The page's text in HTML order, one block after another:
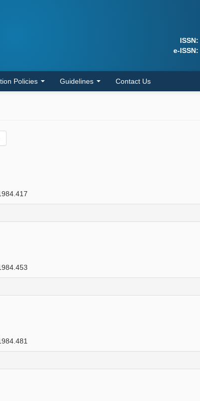
ISSN:
e-ISSN:
Policies Guidelines Contact Us